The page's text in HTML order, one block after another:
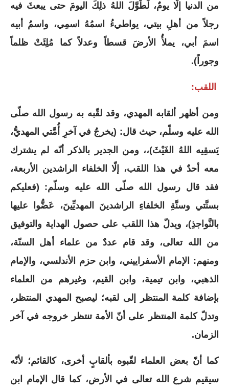
من الدنيا إلَّا يومٌ، لَطَوَّلَ اللهُ ذلِكَ اليومَ حتى يبعثَ فيه
رجلاً من أهلِ بيتي، يواطيءُ اسمُهُ اسمِي، واسمُ أبيه
اسمَ أبي، يملأُ الأرضَ قسطاً وعدلاً كما مُلِئَتْ ظلماً
وجوراً).
اللقب:
ومن أظهر ألقابه المهدي، وقد لقّبه به رسول الله صلّى
الله عليه وسلّم، حيث قال: (يخرجُ في آخرِ أُمَّتي المهديُّ،
يَسقِيه اللهُ الغَيْثَ)،، ومن الجدير بالذكر أنّه لم يشترك
معه أحدٌ في هذا اللقب، إلّا الخلفاء الراشدين الأربعة،
فقد قال رسول الله صلّى الله عليه وسلّم: (فعليكم
بسنَّتي وسنَّةِ الخلفاءِ الراشدينَ المهديِّينَ، عَضُّوا عليها
بالنَّواجذِ)، ويدلّ هذا اللقب على حصول الهداية والتوفيق
من الله تعالى، وقد قام عددٌ من علماء أهل السنّة،
ومنهم: الإمام الأسفراييني، وابن حزم الأندلسي، والإمام
الذهبي، وابن تيمية، وابن القيم، وغيرهم من العلماء
بإضافة كلمة المنتظر إلى لقبه؛ ليصبح المهدي المنتظر،
وتدلّ كلمة المنتظر على أنّ الأمة تنتظر خروجه في آخر
الزمان.
كما أنّ بعض العلماء لقّبوه بألقابٍ أخرى، كالقائم؛ لأنّه
سيقيم شرع الله تعالى في الأرض، كما قال الإمام ابن